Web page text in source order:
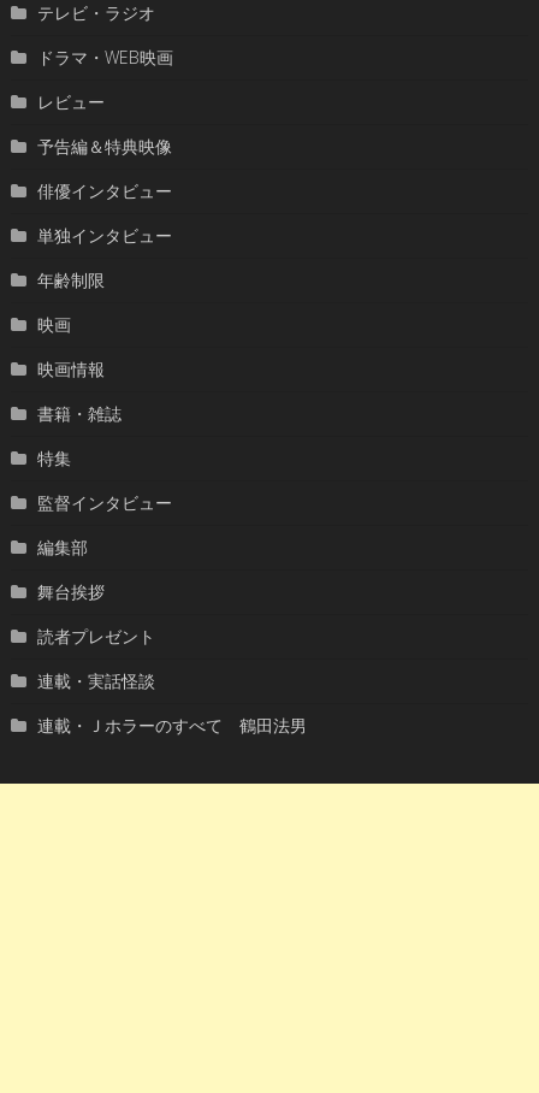
テレビ・ラジオ
ドラマ・WEB映画
レビュー
予告編＆特典映像
俳優インタビュー
単独インタビュー
年齢制限
映画
映画情報
書籍・雑誌
特集
監督インタビュー
編集部
舞台挨拶
読者プレゼント
連載・実話怪談
連載・Ｊホラーのすべて 鶴田法男